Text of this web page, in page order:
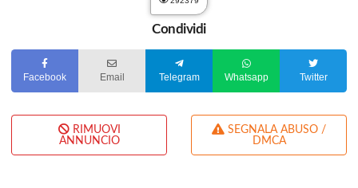
Condividi
Facebook Email Telegram Whatsapp Twitter
RIMUOVI
ANNUNCIO
DMCA